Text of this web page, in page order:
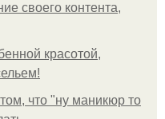
своего контента,
красотой,
что "ну маникюр то